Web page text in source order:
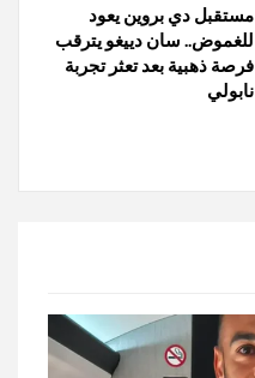
مستقبل دي بروين يعود
للغموض.. سان دييغو يترقب
فرصة ذهبية بعد تعثر تجربة
نابولي